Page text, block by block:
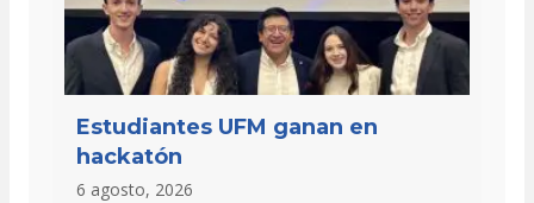
Estudiantes UFM ganan en
hackatón
6 agosto, 2026